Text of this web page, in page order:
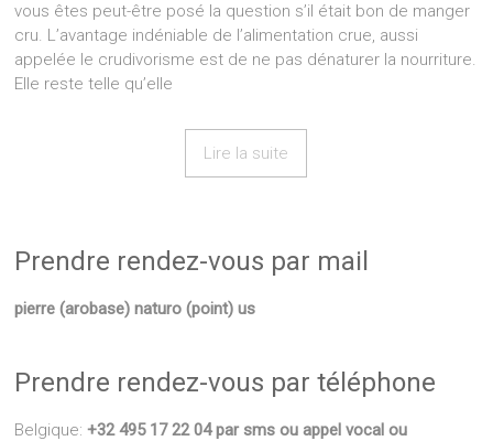
vous êtes peut-être posé la question s’il était bon de manger
cru. L’avantage indéniable de l’alimentation crue, aussi
appelée le crudivorisme est de ne pas dénaturer la nourriture.
Elle reste telle qu’elle
Lire la suite
Prendre rendez-vous par mail
pierre (arobase) naturo (point) us
Prendre rendez-vous par téléphone
Belgique:+32 495 17 22 04 par sms ou appel vocal ou